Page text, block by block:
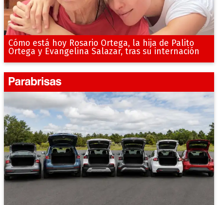
Cómo está hoy Rosario Ortega, la hija de Palito
Ortega y Evangelina Salazar, tras su internación